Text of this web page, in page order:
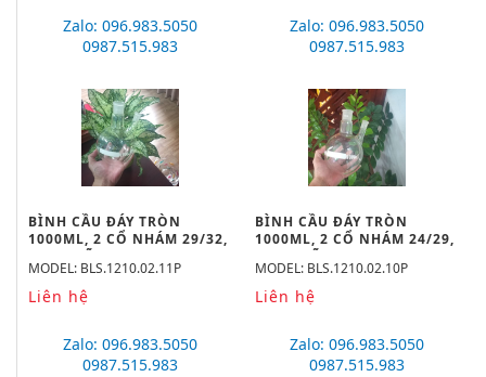
Zalo: 096.983.5050
0987.515.983
BÌNH CẦU ĐÁY TRÒN
1000ML, 2 CỔ NHÁM 29/32,
19/26 HÃNG BIOHALL
MODEL: BLS.1210.02.11P
Liên hệ
Zalo: 096.983.5050
0987.515.983
BÌNH CẦU ĐÁY TRÒN
1000ML, 2 CỔ NHÁM 24/29,
19/26 HÃNG BIOHALL
MODEL: BLS.1210.02.10P
Liên hệ
Zalo: 096.983.5050
0987.515.983
Zalo: 096.983.5050
0987.515.983